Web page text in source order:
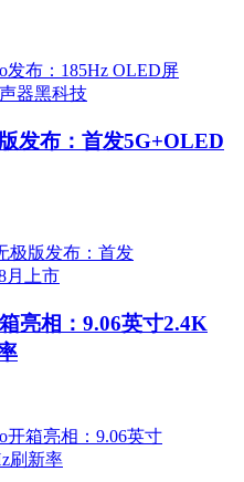
发布：首发5G+OLED
亮相：9.06英寸2.4K